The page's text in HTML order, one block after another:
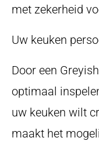
met zekerheid
Uw keuken
Door een
optimaal
uw keuken wilt
maakt het